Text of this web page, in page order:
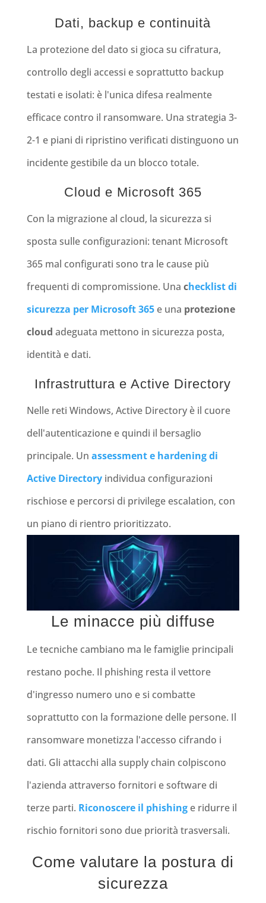
Dati, backup e continuità
La protezione del dato si gioca su cifratura,
controllo degli accessi e soprattutto backup
testati e isolati: è l'unica difesa realmente
efficace contro il ransomware. Una strategia 3-
2-1 e piani di ripristino verificati distinguono un
incidente gestibile da un blocco totale.
Cloud e Microsoft 365
Con la migrazione al cloud, la sicurezza si
sposta sulle configurazioni: tenant Microsoft
365 mal configurati sono tra le cause più
frequenti di compromissione. Una checklist di
sicurezza per Microsoft 365e una protezione
cloud adeguata mettono in sicurezza posta,
identità e dati.
Infrastruttura e Active Directory
Nelle reti Windows, Active Directory è il cuore
dell'autenticazione e quindi il bersaglio
principale. Un assessment e hardening di
Active Directoryindividua configurazioni
rischiose e percorsi di privilege escalation, con
un piano di rientro prioritizzato.
Le minacce più diffuse
Le tecniche cambiano ma le famiglie principali
restano poche. Il phishing resta il vettore
d'ingresso numero uno e si combatte
soprattutto con la formazione delle persone. Il
ransomware monetizza l'accesso cifrando i
dati. Gli attacchi alla supply chain colpiscono
l'azienda attraverso fornitori e software di
terze parti. Riconoscere il phishing e ridurre il
rischio fornitori sono due priorità trasversali.
Come valutare la postura di
sicurezza